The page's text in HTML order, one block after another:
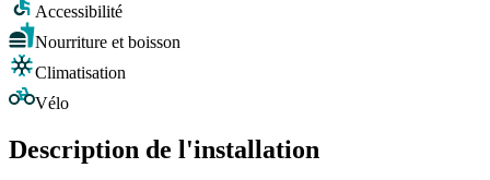
Accessibilité
Nourriture et boisson
Climatisation
Vélo
Description de l'installation